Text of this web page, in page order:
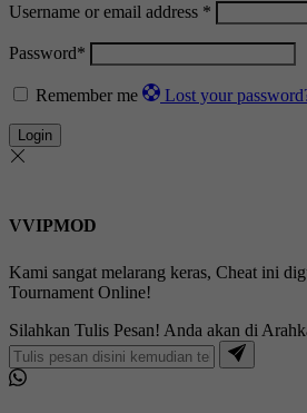
Username or email address *
Password*
Remember me Lost your
Login
VVIPMOD
Kami sangat melarang keras, Cheat ini
Tournament Online!
Silahkan Tulis Pesan! Anda akan di